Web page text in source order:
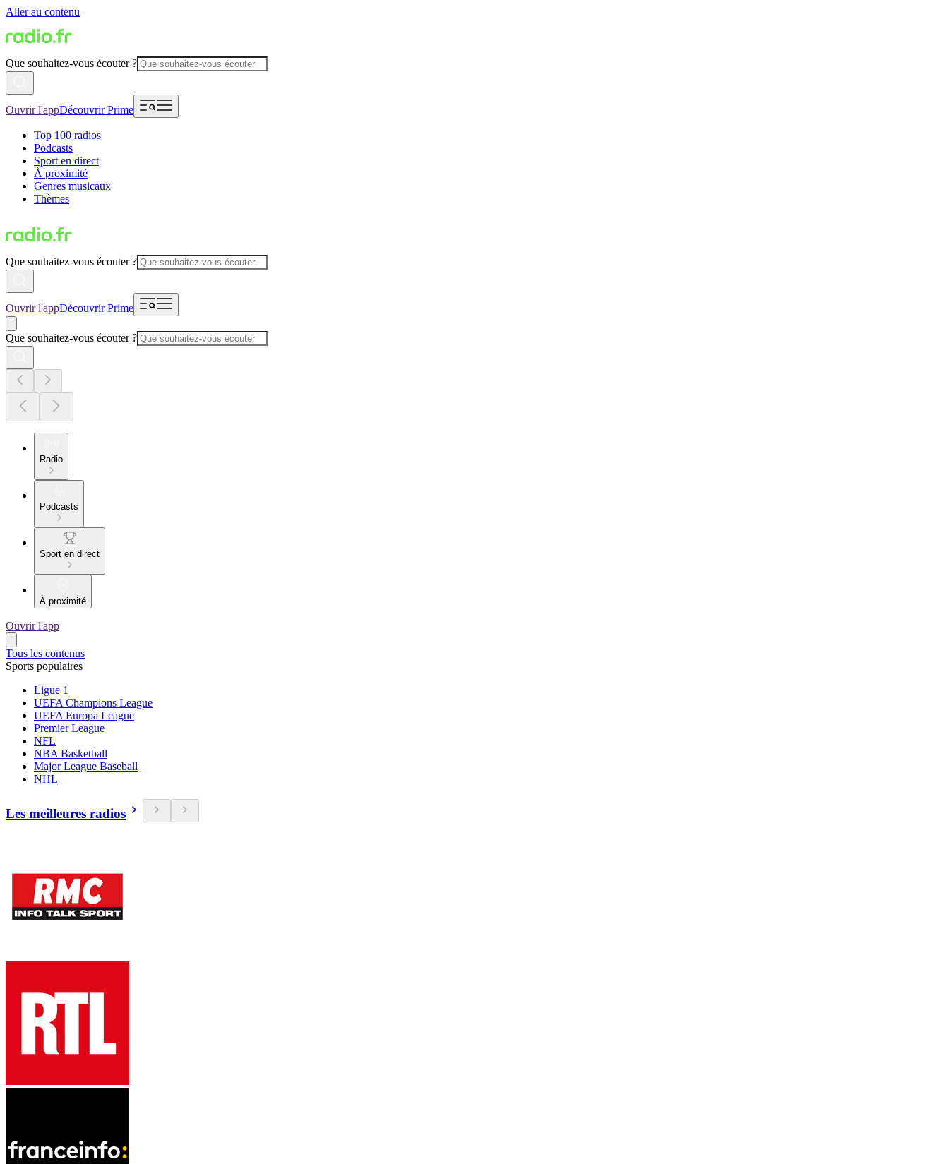
Aller au contenu
Que souhaitez-vous écouter ?
Ouvrir l'appDécouvrir Prime
Top 100 radios
Podcasts
Sport en direct
À proximité
Genres musicaux
Thèmes
Que souhaitez-vous écouter ?
Ouvrir l'appDécouvrir Prime
Que souhaitez-vous écouter ?
Radio
Podcasts
Sport en direct
À proximité
Ouvrir l'app
Tous les contenus
Sports populaires
Ligue 1
UEFA Champions League
UEFA Europa League
Premier League
NFL
NBA Basketball
Major League Baseball
NHL
Les meilleures radios